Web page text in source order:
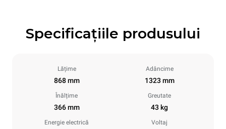
Specificațiile produsului
Lățime
868 mm
Adâncime
1323 mm
Înălțime
366 mm
Greutate
43 kg
Energie electrică Voltaj